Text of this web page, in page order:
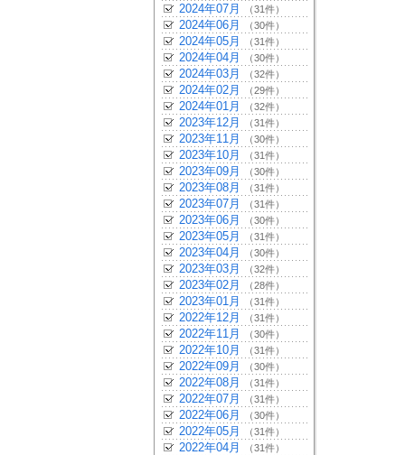
2024年07月 （31件）
2024年06月 （30件）
2024年05月 （31件）
2024年04月 （30件）
2024年03月 （32件）
2024年02月 （29件）
2024年01月 （32件）
2023年12月 （31件）
2023年11月 （30件）
2023年10月 （31件）
2023年09月 （30件）
2023年08月 （31件）
2023年07月 （31件）
2023年06月 （30件）
2023年05月 （31件）
2023年04月 （30件）
2023年03月 （32件）
2023年02月 （28件）
2023年01月 （31件）
2022年12月 （31件）
2022年11月 （30件）
2022年10月 （31件）
2022年09月 （30件）
2022年08月 （31件）
2022年07月 （31件）
2022年06月 （30件）
2022年05月 （31件）
2022年04月 （31件）